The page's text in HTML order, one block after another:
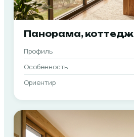
Панорама, коттедж
Профиль
Особенность
Ориентир